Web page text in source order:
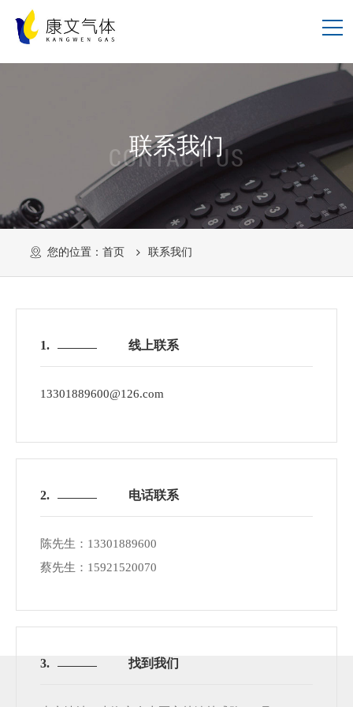
联系我们
CONTACT US
您的位置： 首页 联系我们
1. 线上联系
13301889600@126.com
2. 电话联系
陈先生：13301889600
蔡先生：15921520070
3. 找到我们